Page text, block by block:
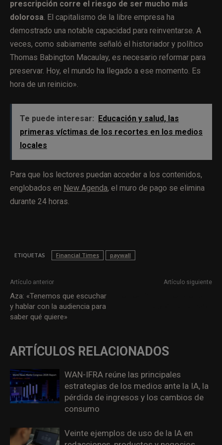
prescripción corre el riesgo de ser mucho más
dolorosa. El capitalismo de la libre empresa ha
demostrado una notable capacidad para reinventarse. A
veces, como sabiamente señaló el historiador y político
Thomas Babington Macaulay, es necesario reformar para
preservar. Hoy, el mundo ha llegado a ese momento. Es
hora de un reinicio».
Te puede interesar: Educación y salud, las
primeras víctimas de los recortes en los medios
locales
Para que los lectores puedan acceder a los contenidos,
englobados en New Agenda, el muro de pago se elimina
durante 24 horas.
ETIQUETAS Financial Times paywall
Artículo anterior
Aza: «Tenemos que escuchar
y hablar con la audiencia para
saber qué quiere»
Artículo siguiente
ARTÍCULOS RELACIONADOS
WAN-IFRA reúne las principales
estrategias de los medios ante la IA, la
pérdida de ingresos y los cambios de
consumo
Veinte ejemplos de uso de la IA en